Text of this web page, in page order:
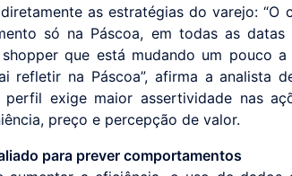
as estratégias do varejo: “O
só na Páscoa, em todas as
que está mudando um pouco a
refletir na Páscoa”, afirma a analista
perfil exige maior assertividade nas
preço e percepção de valor.
para prever comportamentos